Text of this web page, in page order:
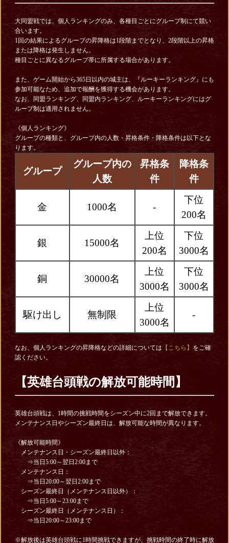
大同盟戦では、個人ランキングのみ、各種目ごとにグループ制にて競い
合います。
1回の結果によるグループの昇降格は1段階までとなり、2段階以上の昇格
または降格は発生しません。
種目ごとに異なるグループ帯に所属する場合があります。
また、ゲーム開始から365日以内の城主は、『ルーキーランキング』にも
参加可能なため、追加で報酬を獲得する機会があります。
なお、同盟ランキング、同盟内ランキング、ルーキーランキングにはグ
ループ制は適用されません。
《個人ランキング》
グループの種類と、グループ内の人数・昇格条件・降格条件は以下とな
ります。
グループ
グループ内の
人数
昇格条
件
降格条
件
金 1000名 -
下位
200名
銀 15000名
上位
200名
下位
3000名
銅 30000名
上位
3000名
下位
3000名
駆け出し 無制限
上位
3000名
-
なお、個人ランキングの昇降格などの詳細については【こちら】 をご確
認ください。
【英雄台頭戦の解放可能時間】
英雄台頭戦は、1時間の挑戦時間をシーズン中に2回まで解放できます。
メンテナンス日やシーズン最終日は、解放可能な時間が異なります。
《解放可能時間》
メンテナンス日・シーズン最終日以外：
⇒当日5:00～翌日2:00まで
メンテナンス日：
⇒当日20:00～翌日2:00まで
シーズン最終日（メンテナンス日以外）：
⇒当日5:00～23:00まで
シーズン最終日（メンテナンス日）：
⇒当日20:00～23:00まで
※解放後は英雄台頭戦に1時間挑戦できますが、挑戦時間の終了時に解放